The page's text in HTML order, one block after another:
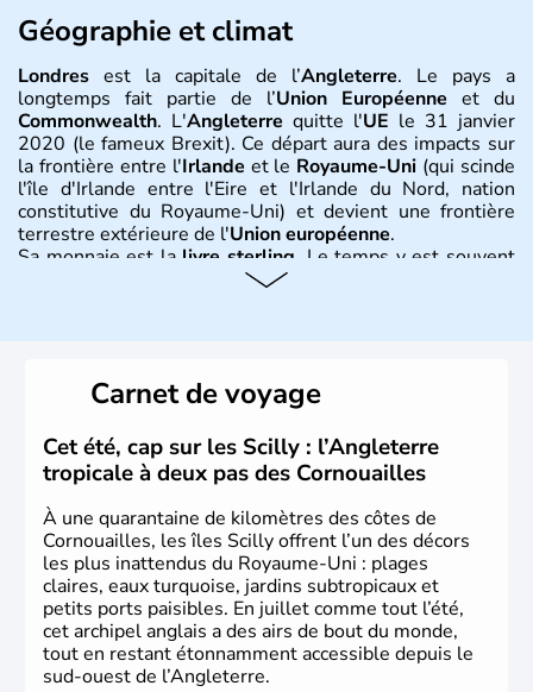
Géographie et climat
Londres est la capitale de l’Angleterre. Le pays a
longtemps fait partie de l’Union Européenne et du
Commonwealth. L'Angleterre quitte l'UE le 31 janvier
2020 (le fameux Brexit). Ce départ aura des impacts sur
la frontière entre l'Irlande et le Royaume-Uni (qui scinde
l'île d'Irlande entre l'Eire et l'Irlande du Nord, nation
constitutive du Royaume-Uni) et devient une frontière
terrestre extérieure de l'Union européenne.
Sa monnaie est lalivre sterling . Le temps y est souvent
instable avec de nombreuses précipitations : il s’agit d’un
Histoire et administration
L'Angleterre est l’une des quatre nations constitutives du
Royaume-Uni. Elle est peuplée de plus de 50 millions
d’habitants, les Anglais, et constitue à elle seule, près de
84% de la population de l’ensemble. Le pays s’est créé au
Xème siècle et tient son nom desAngles
germanique installé sur ces terres. Première démocratie
parlementaire au monde, elle doit son développement à
l’essor industriel du XIXème siècle.
Carnet de voyage
Cet été, cap sur les Scilly : l’Angleterre
tropicale à deux pas des Cornouailles
À une quarantaine de kilomètres des côtes de
Cornouailles, les îles Scilly offrent l’un des décors
les plus inattendus du Royaume-Uni : plages
claires, eaux turquoise, jardins subtropicaux et
petits ports paisibles. En juillet comme tout l’été,
cet archipel anglais a des airs de bout du monde,
tout en restant étonnamment accessible depuis le
sud-ouest de l’Angleterre.